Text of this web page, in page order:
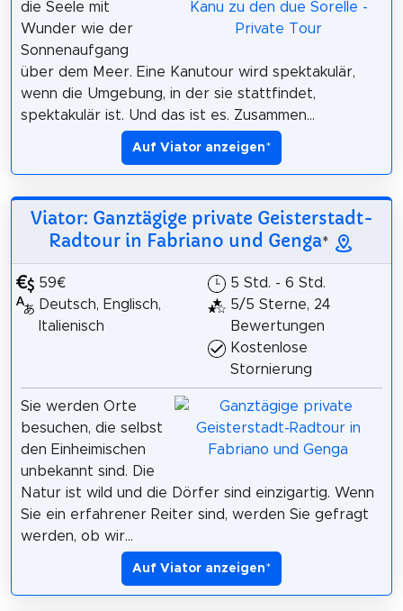
die Seele mit
Wunder wie der
Sonnenaufgang
über dem Meer. Eine Kanutour wird spektakulär,
wenn die Umgebung, in der sie stattfindet,
spektakulär ist. Und das ist es. Zusammen...
Auf Viator anzeigen*
Viator: Ganztägige private Geisterstadt-
Radtour in Fabriano und Genga*
59€
Deutsch, Englisch,
Italienisch
5 Std. - 6 Std.
5/5 Sterne, 24
Bewertungen
Kostenlose
Stornierung
Sie werden Orte
besuchen, die selbst
den Einheimischen
unbekannt sind. Die
Natur ist wild und die Dörfer sind einzigartig. Wenn
Sie ein erfahrener Reiter sind, werden Sie gefragt
werden, ob wir...
Auf Viator anzeigen*